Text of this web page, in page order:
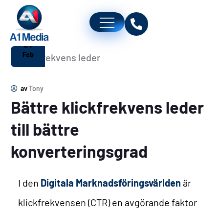
24
Feb
avTony
Bättre klickfrekvens leder
till bättre
konverteringsgrad
I den Digitala Marknadsföringsvärlden är
klickfrekvensen (CTR) en avgörande faktor